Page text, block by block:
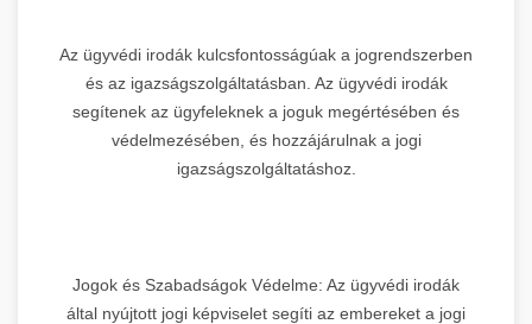
Az ügyvédi irodák kulcsfontosságúak a jogrendszerben
és az igazságszolgáltatásban. Az ügyvédi irodák
segítenek az ügyfeleknek a joguk megértésében és
védelmezésében, és hozzájárulnak a jogi
igazságszolgáltatáshoz.
Jogok és Szabadságok Védelme: Az ügyvédi irodák
által nyújtott jogi képviselet segíti az embereket a jogi